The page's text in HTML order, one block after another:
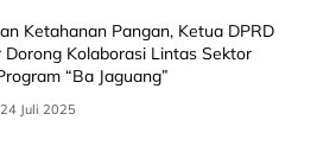
Ketahanan Pangan, Ketua DPRD
Dorong Kolaborasi Lintas Sektor
“Ba Jaguang”
24 Juli 2025